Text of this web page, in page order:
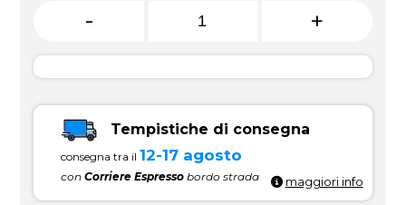
- +
Tempistiche di consegna
consegna tra il 12-17 agosto
conCorriere Espresso bordo strada maggiori info